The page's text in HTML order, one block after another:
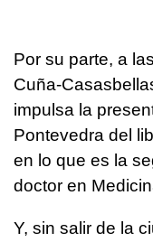
Por su parte, a
Cuña-
impulsa la
Pontevedra del
en lo que es la
doctor en
Y, sin salir de la